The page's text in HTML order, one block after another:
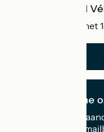
Wat is Accueil
Accueil Vélo is
Ik abonneer me
Ontvang elke
Frankrijk in uw